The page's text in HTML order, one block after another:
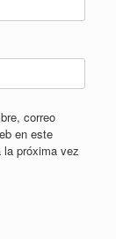
correo
en este
la próxima vez